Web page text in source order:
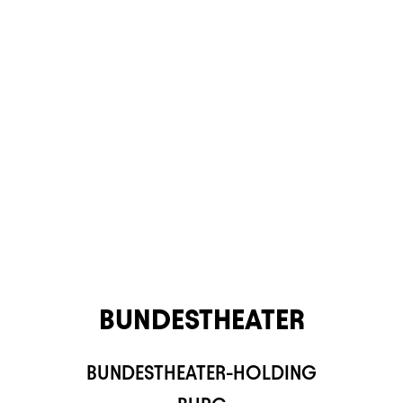
BUNDESTHEATER
BUNDESTHEATER-HOLDING